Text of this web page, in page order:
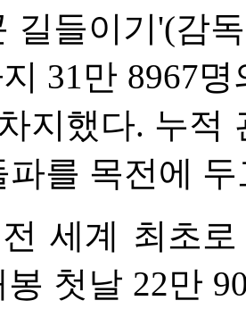
길들이기'(감
31만 8967
지했다. 누적
파를 목전에
세계 최초
첫날 22만